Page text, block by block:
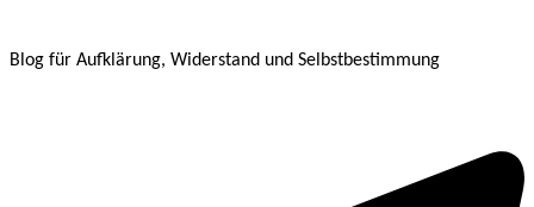
Blog für Aufklärung, Widerstand und Selbstbestimmung